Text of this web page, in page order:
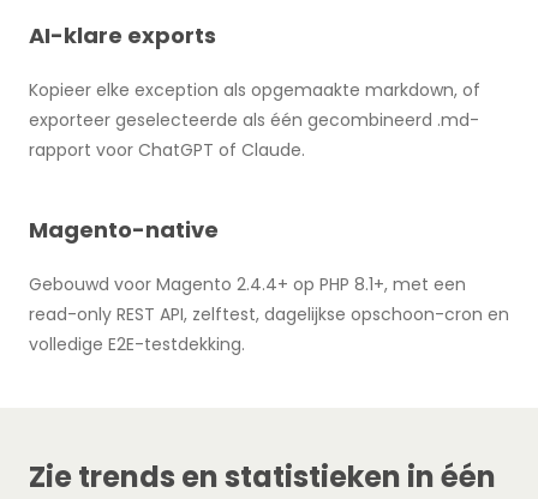
AI-klare exports
Kopieer elke exception als opgemaakte markdown, of
exporteer geselecteerde als één gecombineerd .md-
rapport voor ChatGPT of Claude.
Magento-native
Gebouwd voor Magento 2.4.4+ op PHP 8.1+, met een
read-only REST API, zelftest, dagelijkse opschoon-cron en
volledige E2E-testdekking.
Zie trends en statistieken in één